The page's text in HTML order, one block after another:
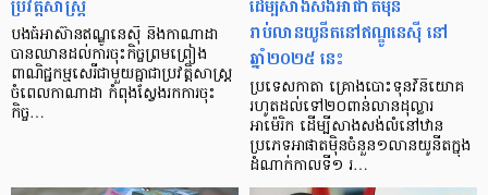
បងធំអាស៊ានឥណ្ឌូនេស៊ី និងកាណាដា
បានឈានដល់ការចុះកិច្ចព្រមព្រៀង
ពាណិជ្ជកម្មសេរីជាមួយគ្នាជាប្រវត្តិសាស្ត្រ
ចំពេលកាណាដា កំពុងស្វែងរកការចុះ
កិច្ច…
រាប់លានយូនីតនៅឥណ្ឌូនេស៊ី នៅ
ឆ្នាំ២០២៥ នេះ
ប្រទេសកាតា គ្រោងបោះទុនវិនិយោគ
រហូតដល់ទៅ២០ពាន់លានដុល្លារ
អាម៉េរិក ដើម្បីសាងសង់លំនៅឋាន
ប្រភេទអាផាតម៉ិនចំនួន១លានយូនីតក្នុង
ដំណាក់កាលទី១ រ…